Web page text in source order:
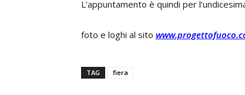
L’appuntamento è quindi per
foto e loghi al sito
TAG fiera